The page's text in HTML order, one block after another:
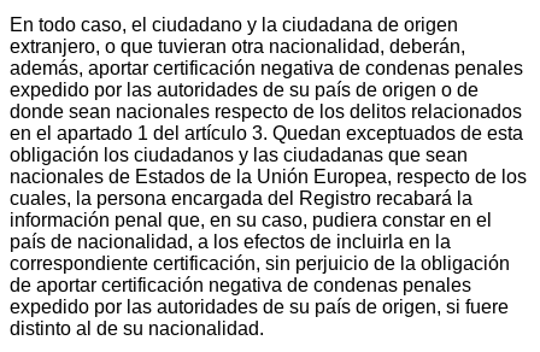
En todo caso, el ciudadano y la ciudadana de origen
extranjero, o que tuvieran otra nacionalidad, deberán,
además, aportar certificación negativa de condenas penales
expedido por las autoridades de su país de origen o de
donde sean nacionales respecto de los delitos relacionados
en el apartado 1 del artículo 3. Quedan exceptuados de esta
obligación los ciudadanos y las ciudadanas que sean
nacionales de Estados de la Unión Europea, respecto de los
cuales, la persona encargada del Registro recabará la
información penal que, en su caso, pudiera constar en el
país de nacionalidad, a los efectos de incluirla en la
correspondiente certificación, sin perjuicio de la obligación
de aportar certificación negativa de condenas penales
expedido por las autoridades de su país de origen, si fuere
distinto al de su nacionalidad.